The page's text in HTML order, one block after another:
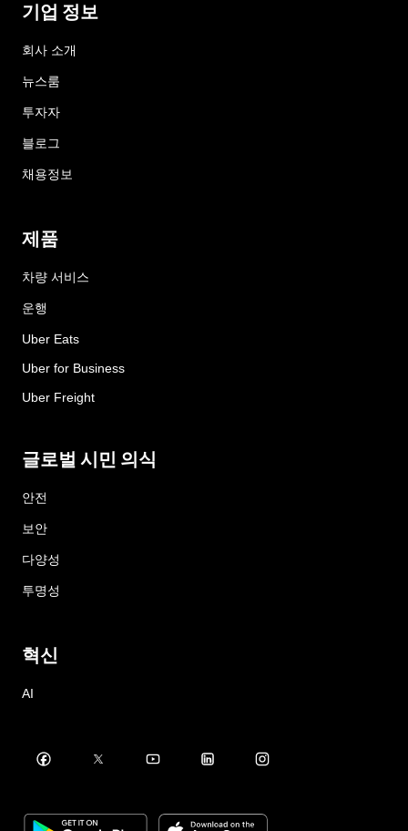
기업 정보
회사 소개
뉴스룸
투자자
블로그
채용정보
제품
차량 서비스
운행
Uber Eats
Uber for Business
Uber Freight
글로벌 시민 의식
안전
보안
다양성
투명성
혁신
AI